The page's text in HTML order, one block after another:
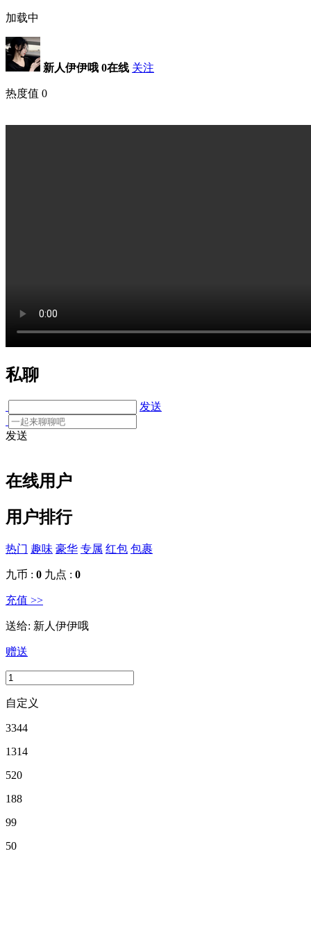
加载中
新人伊伊哦 0在线 关注
热度值 0
私聊
发送
发送
在线用户
用户排行
热门 趣味 豪华 专属 红包 包裹
九币 : 0 九点 : 0
充值 >>
送给: 新人伊伊哦
赠送
自定义
3344
1314
520
188
99
50